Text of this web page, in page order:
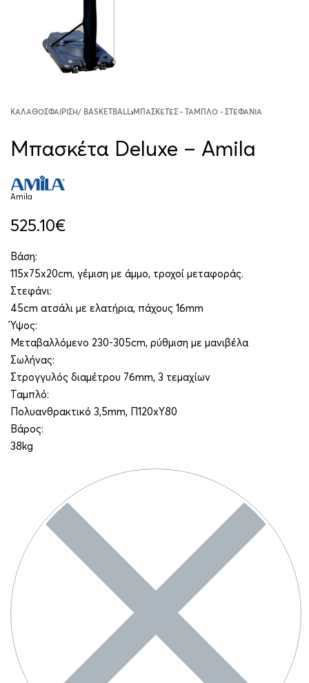
ΚΑΛΑΘΟΣΦΑΊΡΙΣΗ/ BASKETBALL›ΜΠΑΣΚΈΤΕΣ - ΤΑΜΠΛΌ - ΣΤΕΦΆΝΙΑ
Μπασκέτα Deluxe – Amila
Amila
525.10€
Βάση:
115x75x20cm, γέμιση με άμμο, τροχοί μεταφοράς.
Στεφάνι:
45cm ατσάλι με ελατήρια, πάχους 16mm
Ύψος:
Μεταβαλλόμενο 230-305cm, ρύθμιση με μανιβέλα
Σωλήνας:
Στρογγυλός διαμέτρου 76mm, 3 τεμαχίων
Ταμπλό:
Πολυανθρακτικό 3,5mm, Π120xΥ80
Βάρος:
38kg